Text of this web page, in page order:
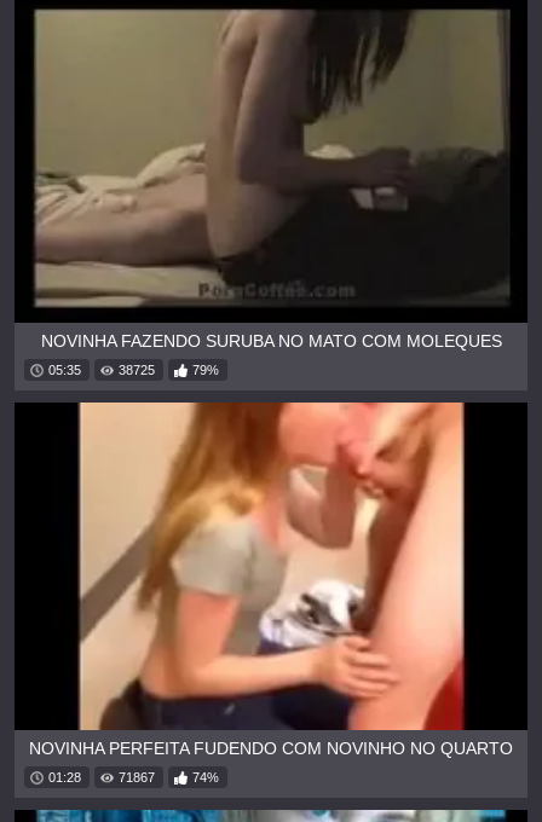
NOVINHA FAZENDO SURUBA NO MATO COM MOLEQUES
05:35 38725 79%
NOVINHA PERFEITA FUDENDO COM NOVINHO NO QUARTO
01:28 71867 74%